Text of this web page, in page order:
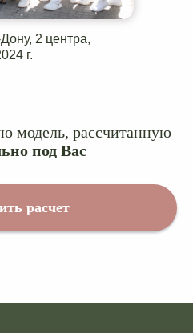
2 центра,
г.
модель, рассчитанную
под Вас
расчет